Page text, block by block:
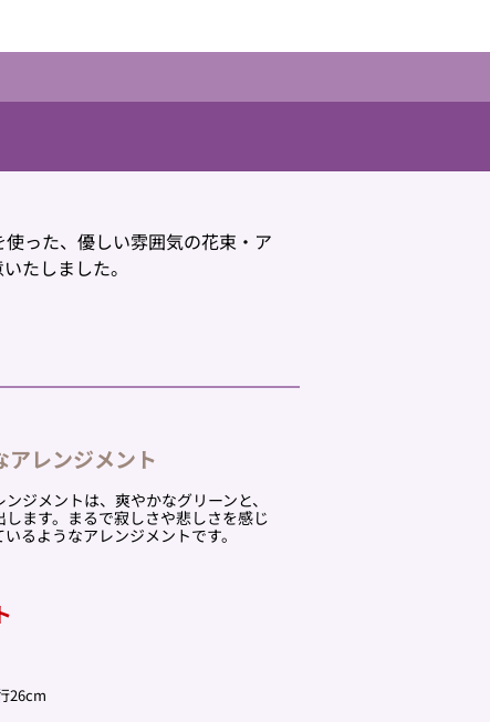
った、優しい雰囲気の花束・ア
たしました。
アレンジメント
ジメントは、爽やかなグリーンと、
ます。まるで寂しさや悲しさを感じ
るようなアレンジメントです。
26cm